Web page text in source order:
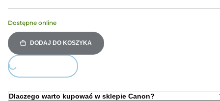
Dostępne online
DODAJ DO KOSZYKA
Loading...
Dlaczego warto kupować w sklepie Canon?